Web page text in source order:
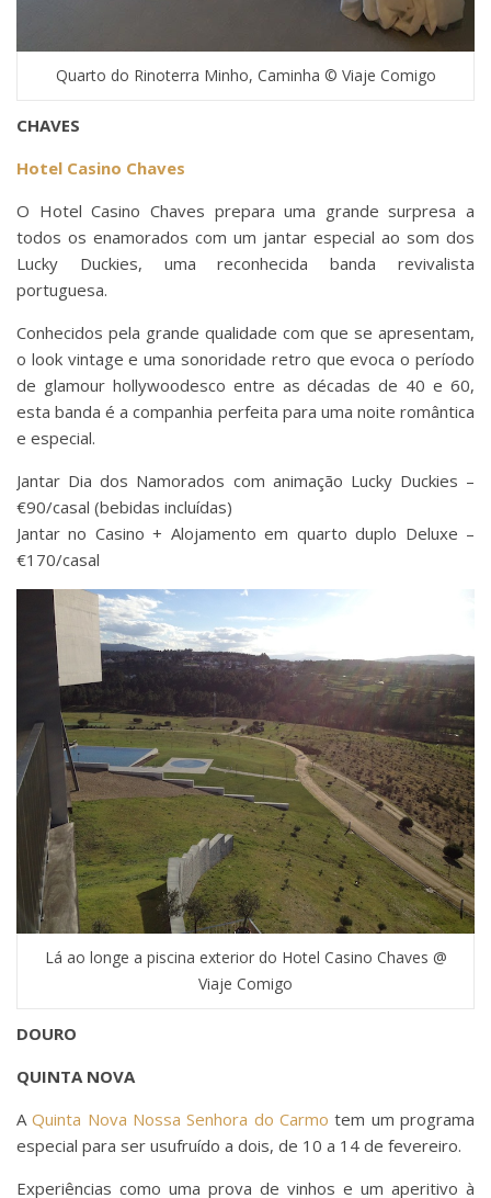
Quarto do Rinoterra Minho, Caminha © Viaje Comigo
CHAVES
Hotel Casino Chaves
O Hotel Casino Chaves prepara uma grande surpresa a
todos os enamorados com um jantar especial ao som dos
Lucky Duckies, uma reconhecida banda revivalista
portuguesa.
Conhecidos pela grande qualidade com que se apresentam,
o look vintage e uma sonoridade retro que evoca o período
de glamour hollywoodesco entre as décadas de 40 e 60,
esta banda é a companhia perfeita para uma noite romântica
e especial.
Jantar Dia dos Namorados com animação Lucky Duckies –
€90/casal (bebidas incluídas)
Jantar no Casino + Alojamento em quarto duplo Deluxe –
€170/casal
Lá ao longe a piscina exterior do Hotel Casino Chaves @
Viaje Comigo
DOURO
QUINTA NOVA
AQuinta Nova Nossa Senhora do Carmo tem um programa
especial para ser usufruído a dois, de 10 a 14 de fevereiro.
Experiências como uma prova de vinhos e um aperitivo à